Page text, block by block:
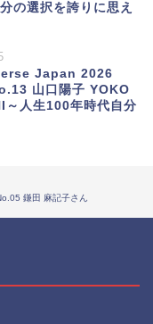
の選択を誇りに思え
Japan 2026
山口陽子 YOKO
～人生100年時代自分
鎌田 麻記子さん